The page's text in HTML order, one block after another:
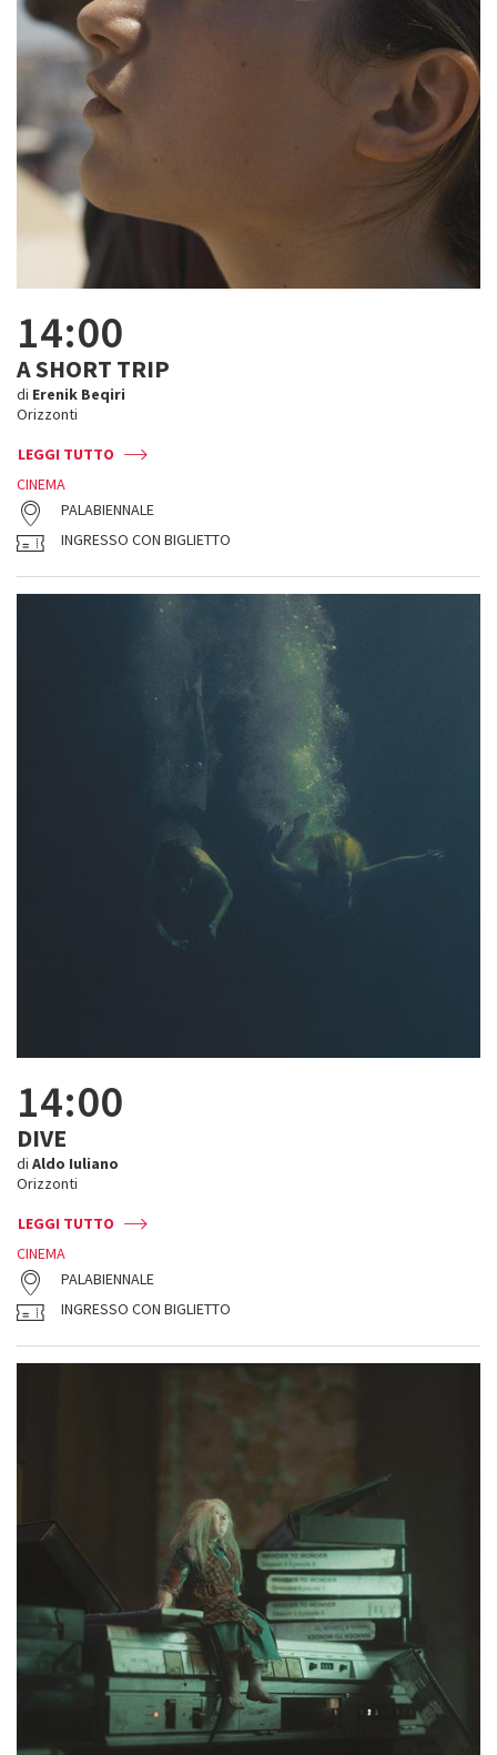
14:00
A SHORT TRIP
di Erenik Beqiri
Orizzonti
LEGGI TUTTO
CINEMA
PALABIENNALE
INGRESSO CON BIGLIETTO
14:00
DIVE
di Aldo Iuliano
Orizzonti
LEGGI TUTTO
CINEMA
PALABIENNALE
INGRESSO CON BIGLIETTO